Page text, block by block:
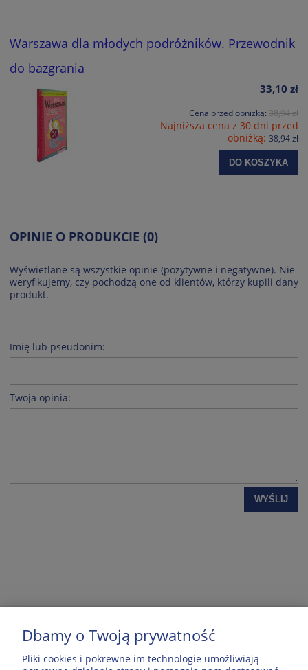
Warszawa dla młodych podróżników. Przewodnik
do bazgrania
33,10 zł
Cena przed obniżką: 38,94 zł
Najniższa cena z 30 dni przed
obniżką: 38,94 zł
DO KOSZYKA
OPINIE O PRODUKCIE (0)
Wyświetlane są wszystkie opinie (pozytywne i negatywne). Nie
weryfikujemy, czy pochodzą one od klientów, którzy kupili dany
produkt.
Imię lub pseudonim:
Twoja opinia:
WYŚLIJ
MOJE KONTO
Dbamy o Twoją prywatność
Pliki cookies i pokrewne im technologie umożliwiają